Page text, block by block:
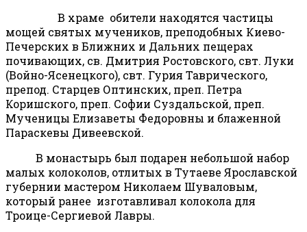
В храме обители находятся частицы
мощей святых мучеников, преподобных Киево-
Печерских в Ближних и Дальних пещерах
почивающих, св. Дмитрия Ростовского, свт. Луки
(Войно-Ясенецкого), свт. Гурия Таврического,
препод. Старцев Оптинских, преп. Петра
Коришского, преп. Софии Суздальской, преп.
Мученицы Елизаветы Федоровны и блаженной
Параскевы Дивеевской.
В монастырь был подарен небольшой набор
малых колоколов, отлитых в Тутаеве Ярославской
губернии мастером Николаем Шуваловым,
который ранее изготавливал колокола для
Троице-Сергиевой Лавры.